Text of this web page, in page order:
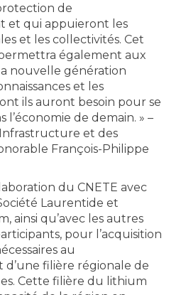
de
et qui appuieront les
et les collectivités. Cet
également aux
nouvelle génération
et les
ils auront besoin pour se
l’économie de demain. » –
et des
François-Philippe
du CNETE avec
Laurentide et
ainsi qu’avec les autres
pour l’acquisition
au
filière régionale de
Cette filière du lithium